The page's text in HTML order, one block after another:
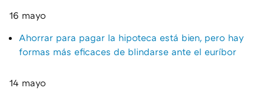
16 mayo
Ahorrar para pagar la hipoteca está bien, pero hay
formas más eficaces de blindarse ante el euríbor
14 mayo